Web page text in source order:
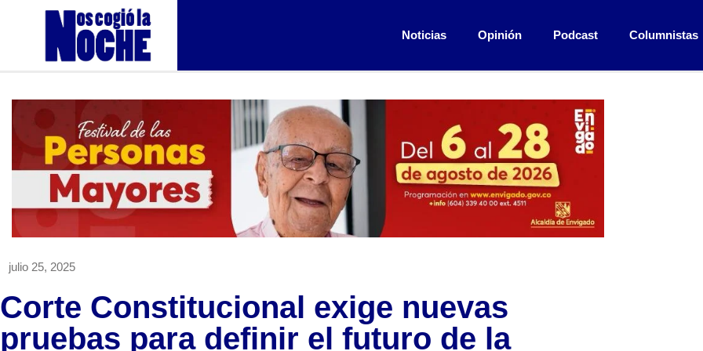
Noticias Opinión Podcast Columnistas
julio 25, 2025
Corte Constitucional exige nuevas
pruebas para definir el futuro de la